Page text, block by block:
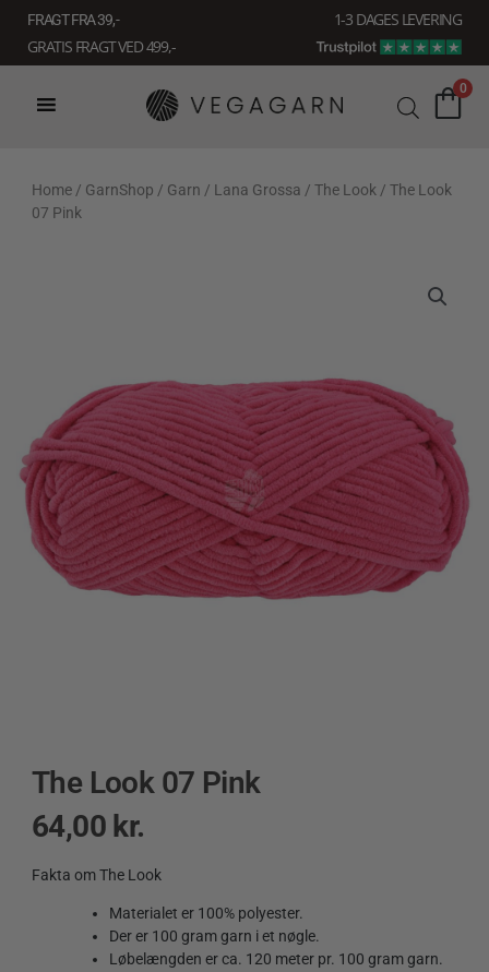
indholdet
FRAGT FRA 39, -
1-3 DAGES LEVERING
GRATIS FRAGT VED 499,-
0
Home / GarnShop / Garn / Lana Grossa / The Look / The Look
07 Pink
The Look 07 Pink
64,00 kr.
Fakta om The Look
Materialet er 100% polyester.
Der er 100 gram garn i et nøgle.
Løbelængden er ca. 120 meter pr. 100 gram garn.